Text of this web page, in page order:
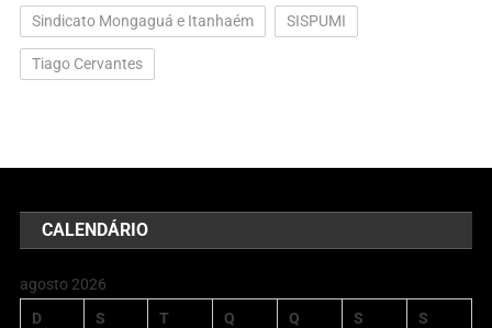
Sindicato Mongaguá e Itanhaém SISPUMI
Tiago Cervantes
CALENDÁRIO
agosto 2026
D
S T Q Q S S